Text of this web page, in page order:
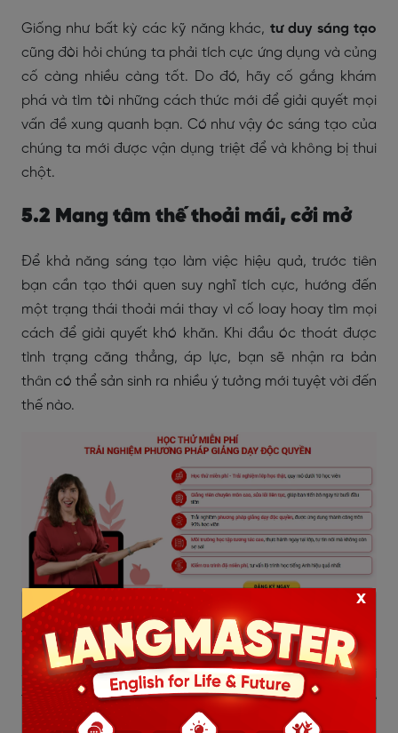
Giống như bất kỳ các kỹ năng khác, tư duy sáng tạo
cũng đòi hỏi chúng ta phải tích cực ứng dụng và củng
cố càng nhiều càng tốt. Do đó, hãy cố gắng khám
phá và tìm tòi những cách thức mới để giải quyết mọi
vấn đề xung quanh bạn. Có như vậy óc sáng tạo của
chúng ta mới được vận dụng triệt để và không bị thui
chột.
5.2 Mang tâm thế thoải mái, cởi mở
Để khả năng sáng tạo làm việc hiệu quả, trước tiên
bạn cần tạo thói quen suy nghĩ tích cực, hướng đến
một trạng thái thoải mái thay vì cố loay hoay tìm mọi
cách để giải quyết khó khăn. Khi đầu óc thoát được
tình trạng căng thẳng, áp lực, bạn sẽ nhận ra bản
thân có thể sản sinh ra nhiều ý tưởng mới tuyệt vời đến
thế nào.
5.3 Lý tưởng gắn liền với thực tế
Sáng tạo là tốt, tuy nhiên tư duy ấy cần phải đi đôi với
thực tế. Như vậy những ý tưởng của bạn mới có thể
phát huy hiệu quả ngay trong cuộc sống hàng ngày.
x